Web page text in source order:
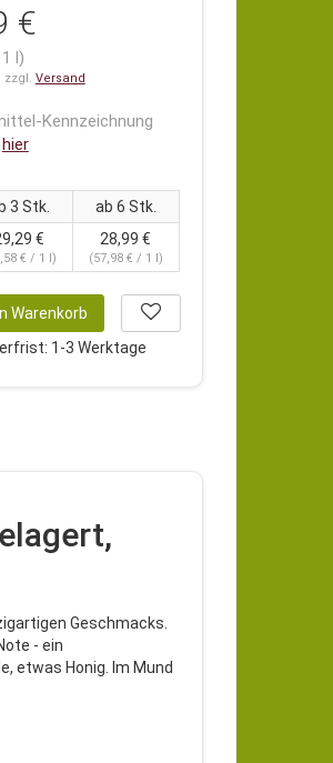
€
l)
zzgl. Versand
Kennzeichnung
hier
3 Stk. ab 6 Stk.
€
€ / 1 l)
28,99 €
(57,98 € / 1 l)
In Warenkorb
1-3 Werktage
Geschmacks.
- ein
etwas Honig. Im Mund